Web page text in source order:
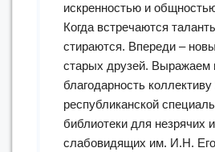
искренностью и
Когда встречаются
стираются. Впереди –
старых друзей. Выражаем
благодарность
республиканской
библиотеки для незрячих и
слабовидящих им. И.Н.